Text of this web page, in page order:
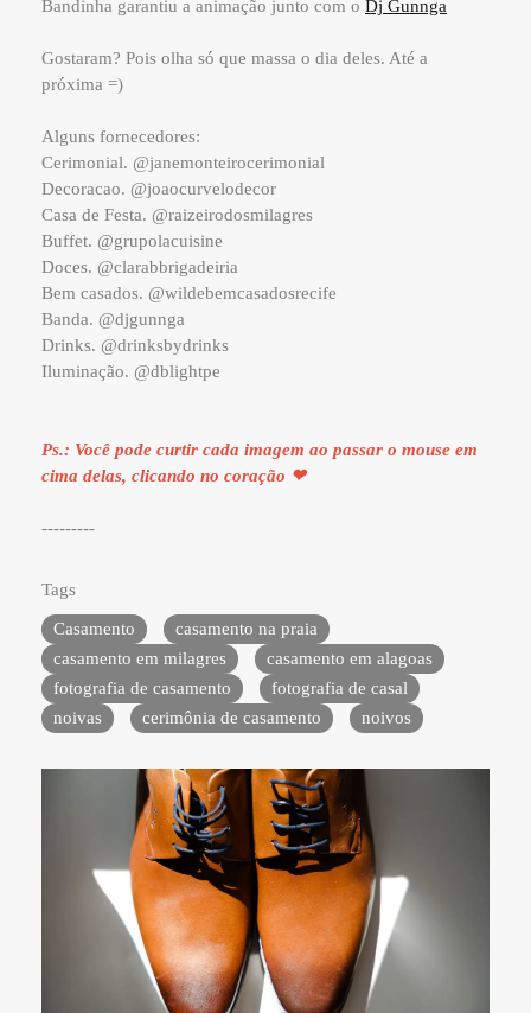
Bandinha garantiu a animação junto com o Dj Gunnga
Gostaram? Pois olha só que massa o dia deles. Até a
próxima =)
Alguns fornecedores:
Cerimonial. @janemonteirocerimonial
Decoracao. @joaocurvelodecor
Casa de Festa. @raizeirodosmilagres
Buffet. @grupolacuisine
Doces. @clarabbrigadeiria
Bem casados. @wildebemcasadosrecife
Banda. @djgunnga
Drinks. @drinksbydrinks
Iluminação. @dblightpe
Ps.: Você pode curtir cada imagem ao passar o mouse em
cima delas, clicando no coração ❤
---------
Tags
Casamento
casamento na praia
casamento em milagres
casamento em alagoas
fotografia de casamento
fotografia de casal
noivas
cerimônia de casamento noivos